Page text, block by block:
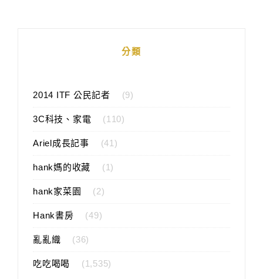
分類
2014 ITF 公民記者 (9)
3C科技、家電 (110)
Ariel成長記事 (41)
hank媽的收藏 (1)
hank家菜園 (2)
Hank書房 (49)
亂亂織 (36)
吃吃喝喝 (1,535)